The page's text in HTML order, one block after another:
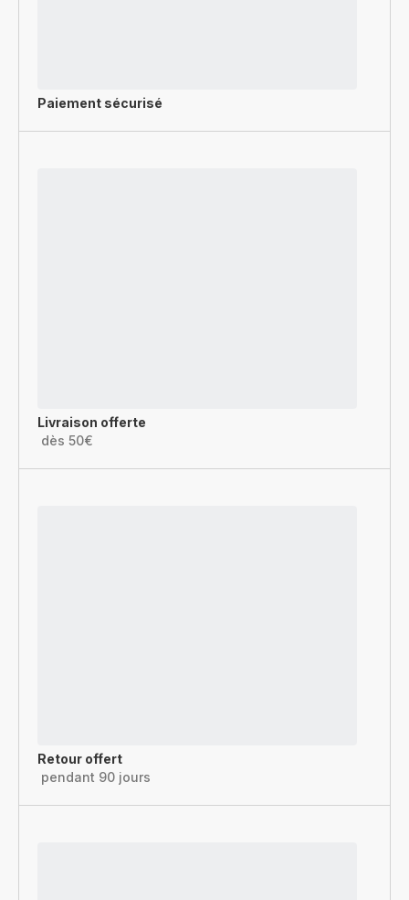
Paiement sécurisé
Livraison offerte
dès 50€
Retour offert
pendant 90 jours